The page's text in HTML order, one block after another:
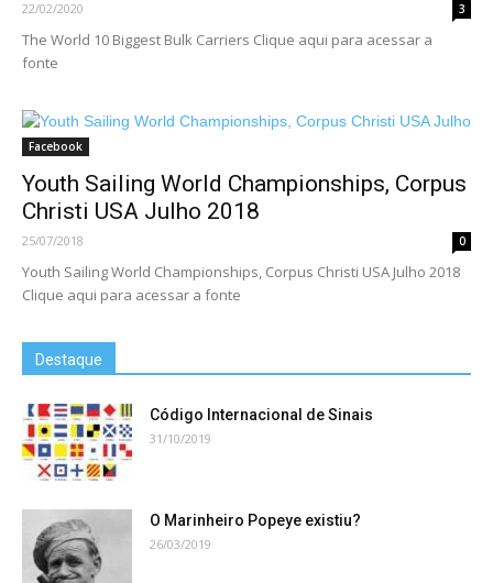
22/02/2020 3
The World 10 Biggest Bulk Carriers Clique aqui para acessar a
fonte
Facebook
Youth Sailing World Championships, Corpus
Christi USA Julho 2018
25/07/2018 0
Youth Sailing World Championships, Corpus Christi USA Julho 2018
Clique aqui para acessar a fonte
Destaque
Código Internacional de Sinais
31/10/2019
O Marinheiro Popeye existiu?
26/03/2019